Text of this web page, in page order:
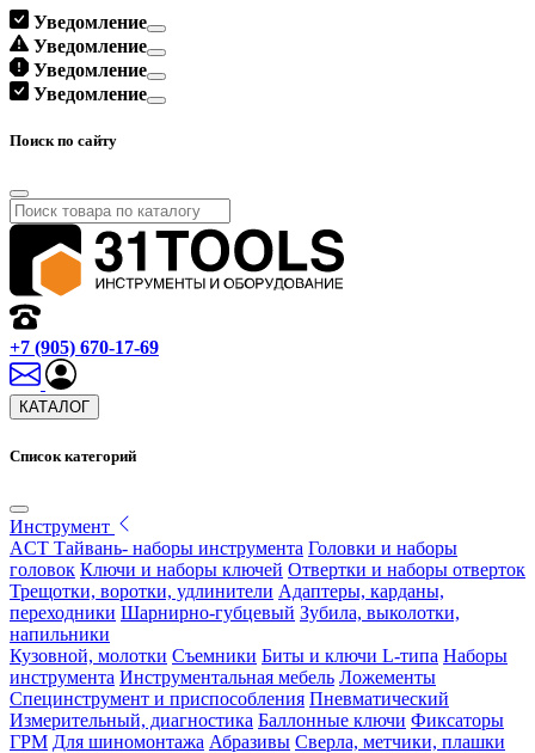
Уведомление
Уведомление
Уведомление
Уведомление
Поиск по сайту
+7 (905) 670-17-69
КАТАЛОГ
Список категорий
Инструмент
ACT Тайвань- наборы инструмента Головки и наборы
головок Ключи и наборы ключей Отвертки и наборы отверток
Трещотки, воротки, удлинители Адаптеры, карданы,
переходники Шарнирно-губцевый Зубила, выколотки,
напильники
Кузовной, молотки Съемники Биты и ключи L-типа Наборы
инструмента Инструментальная мебель Ложементы
Специнструмент и приспособления Пневматический
Измерительный, диагностика Баллонные ключи Фиксаторы
ГРМ Для шиномонтажа Абразивы Сверла, метчики, плашки